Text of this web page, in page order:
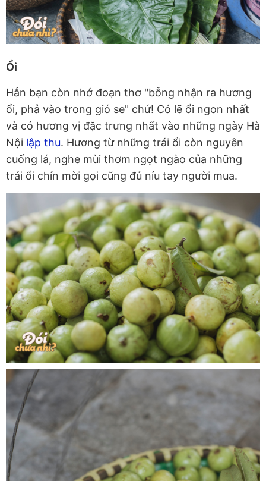
Ổi
Hẳn bạn còn nhớ đoạn thơ "bỗng nhận ra hương
ổi, phả vào trong gió se" chứ! Có lẽ ổi ngon nhất
và có hương vị đặc trưng nhất vào những ngày Hà
Nội lập thu. Hương từ những trái ổi còn nguyên
cuống lá, nghe mùi thơm ngọt ngào của những
trái ổi chín mời gọi cũng đủ níu tay người mua.